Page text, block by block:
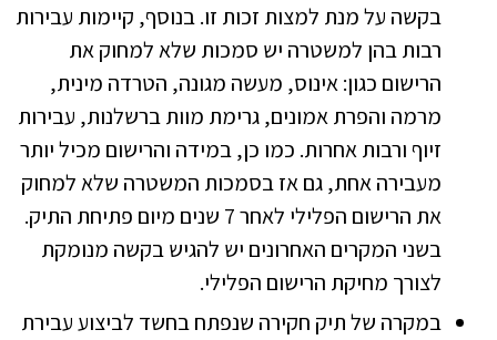
בקשה על מנת למצות זכות זו. בנוסף, קיימות עבירות
רבות בהן למשטרה יש סמכות שלא למחוק את
הרישום כגון: אינוס, מעשה מגונה, הטרדה מינית,
מרמה והפרת אמונים, גרימת מוות ברשלנות, עבירות
זיוף ורבות אחרות. כמו כן, במידה והרישום מכיל יותר
מעבירה אחת, גם אז בסמכות המשטרה שלא למחוק
את הרישום הפלילי לאחר 7 שנים מיום פתיחת התיק.
בשני המקרים האחרונים יש להגיש בקשה מנומקת
לצורך מחיקת הרישום הפלילי.
במקרה של תיק חקירה שנפתח בחשד לביצוע עבירת